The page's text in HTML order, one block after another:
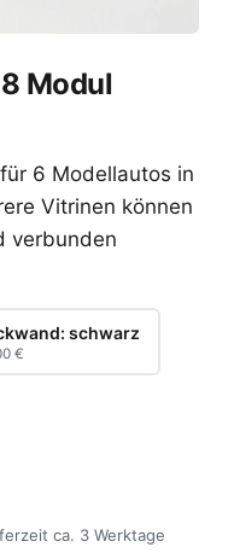
Modul
6 Modellautos in
Vitrinen können
verbunden
schwarz
€
ca. 3 Werktage